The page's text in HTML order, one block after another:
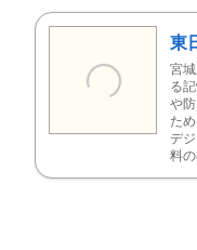
東
宮
る
や
た
デ
料の